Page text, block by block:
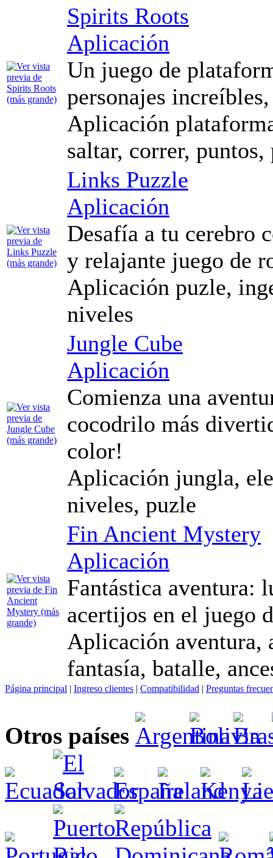
Spirits Roots
Aplicación
Un juego de
personajes
Aplicación
saltar, correr, puntos,
Links Puzzle
Aplicación
Desafía a tu cerebro
y relajante juego de
Aplicación puzle,
niveles
Jungle Cube
Aplicación
Comienza una
cocodrilo más
color!
Aplicación jungla,
niveles, puzle
Fin Ancient Mystery
Aplicación
Fantástica aventura:
acertijos en el juego
Aplicación aventura,
fantasía, batalle,
Página principal | Ingreso clientes | Compatibilidad | Preguntas
Otros países